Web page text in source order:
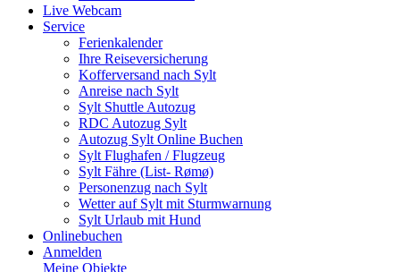
Live Webcam
Service
Ferienkalender
Ihre Reiseversicherung
Kofferversand nach Sylt
Anreise nach Sylt
Sylt Shuttle Autozug
RDC Autozug Sylt
Autozug Sylt Online Buchen
Sylt Flughafen / Flugzeug
Sylt Fähre (List- Rømø)
Personenzug nach Sylt
Wetter auf Sylt mit Sturmwarnung
Sylt Urlaub mit Hund
Onlinebuchen
Anmelden
Meine Objekte